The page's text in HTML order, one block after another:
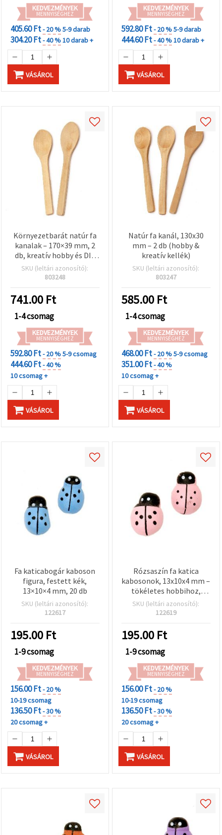
KEDVEZMÉNYEK
MENNYISÉGHEZ
405.60 Ft- 20 %5-9 darab
304.20 Ft- 40 %10 darab +
VÁSÁROL
KEDVEZMÉNYEK
MENNYISÉGHEZ
592.80 Ft- 20 %5-9 darab
444.60 Ft- 40 %10 darab +
VÁSÁROL
Környezetbarát natúr fa
kanalak – 170×39 mm, 2
db, kreatív hobby és DIY
kézműves dekorációkhoz
SKU (leltári azonosító):
803248
741.00 Ft
1-4 csomag
KEDVEZMÉNYEK
MENNYISÉGHEZ
592.80 Ft- 20 %5-9 csomag
444.60 Ft- 40 %
10 csomag +
VÁSÁROL
Natúr fa kanál, 130x30
mm – 2 db (hobby &
kreatív kellék)
SKU (leltári azonosító):
803247
585.00 Ft
1-4 csomag
KEDVEZMÉNYEK
MENNYISÉGHEZ
468.00 Ft- 20 %5-9 csomag
351.00 Ft- 40 %
10 csomag +
VÁSÁROL
Fa katicabogár kaboson
figura, festett kék,
13×10×4 mm, 20 db
SKU (leltári azonosító):
122617
195.00 Ft
1-9 csomag
KEDVEZMÉNYEK
MENNYISÉGHEZ
156.00 Ft- 20 %
10-19 csomag
136.50 Ft- 30 %
20 csomag +
VÁSÁROL
Rózsaszín fa katica
kabosonok, 13x10x4 mm –
tökéletes hobbihoz,
scrapbookinghoz és
kreatív DIY projektekhez,
20 db-os készlet
SKU (leltári azonosító):
122619
195.00 Ft
1-9 csomag
KEDVEZMÉNYEK
MENNYISÉGHEZ
156.00 Ft- 20 %
10-19 csomag
136.50 Ft- 30 %
20 csomag +
VÁSÁROL